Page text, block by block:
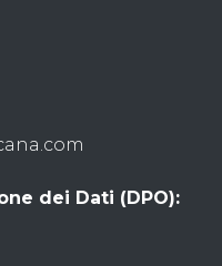
dei Dati (DPO):